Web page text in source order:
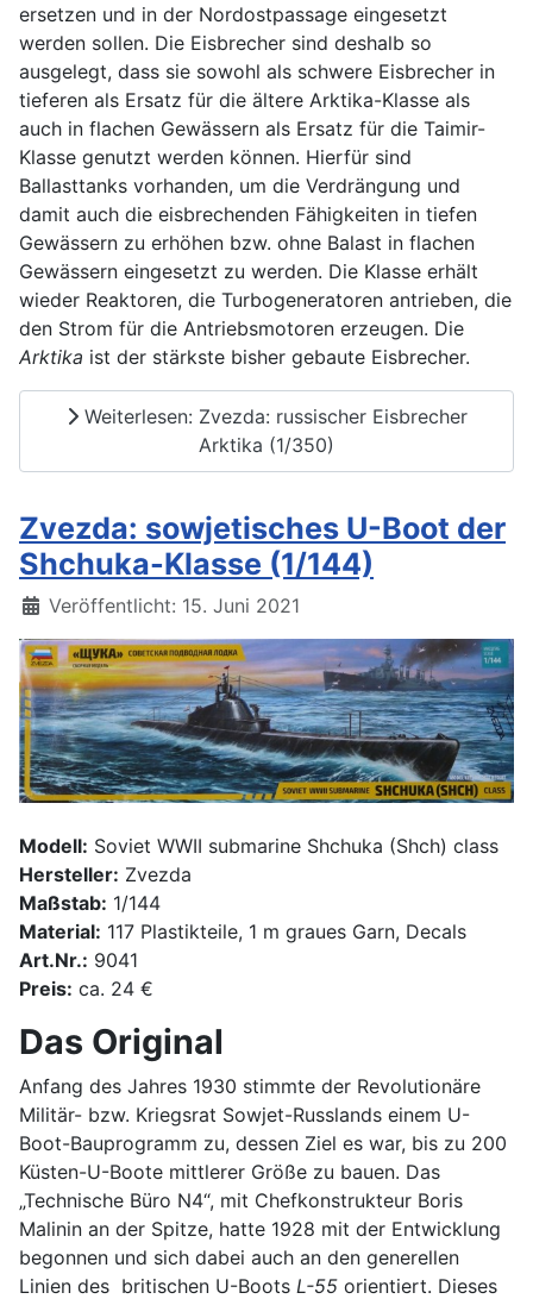
ersetzen und in der Nordostpassage eingesetzt
werden sollen. Die Eisbrecher sind deshalb so
ausgelegt, dass sie sowohl als schwere Eisbrecher in
tieferen als Ersatz für die ältere Arktika-Klasse als
auch in flachen Gewässern als Ersatz für die Taimir-
Klasse genutzt werden können. Hierfür sind
Ballasttanks vorhanden, um die Verdrängung und
damit auch die eisbrechenden Fähigkeiten in tiefen
Gewässern zu erhöhen bzw. ohne Balast in flachen
Gewässern eingesetzt zu werden. Die Klasse erhält
wieder Reaktoren, die Turbogeneratoren antrieben, die
den Strom für die Antriebsmotoren erzeugen. Die
Arktika ist der stärkste bisher gebaute Eisbrecher.
Weiterlesen: Zvezda: russischer Eisbrecher
Arktika (1/350)
Zvezda: sowjetisches U-Boot der
Shchuka-Klasse (1/144)
Details
Veröffentlicht: 15. Juni 2021
Modell: Soviet WWII submarine Shchuka (Shch) class
Hersteller: Zvezda
Maßstab: 1/144
Material: 117 Plastikteile, 1 m graues Garn, Decals
Art.Nr.: 9041
Preis: ca. 24 €
Das Original
Anfang des Jahres 1930 stimmte der Revolutionäre
Militär- bzw. Kriegsrat Sowjet-Russlands einem U-
Boot-Bauprogramm zu, dessen Ziel es war, bis zu 200
Küsten-U-Boote mittlerer Größe zu bauen. Das
„Technische Büro N4“, mit Chefkonstrukteur Boris
Malinin an der Spitze, hatte 1928 mit der Entwicklung
begonnen und sich dabei auch an den generellen
Linien des britischen U-Boots L-55 orientiert. Dieses